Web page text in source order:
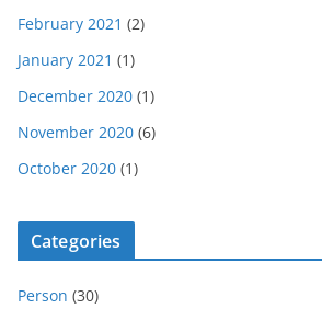
February 2021 (2)
January 2021 (1)
December 2020 (1)
November 2020 (6)
October 2020 (1)
Categories
Person (30)